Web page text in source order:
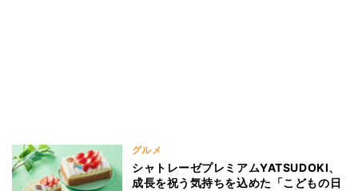
グルメ
シャトレーゼプレミアムYATSUDOKI、
成長を祝う気持ちを込めた「こどもの日